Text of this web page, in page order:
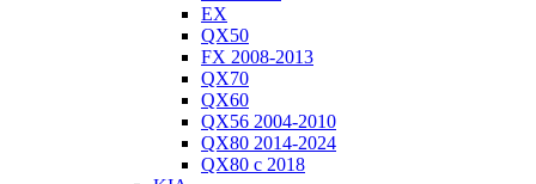
EX
QX50
FX 2008-2013
QX70
QX60
QX56 2004-2010
QX80 2014-2024
QX80 c 2018